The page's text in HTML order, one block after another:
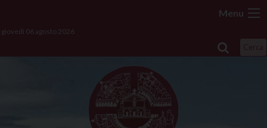
content
Menu
giovedì 06 agosto 2026